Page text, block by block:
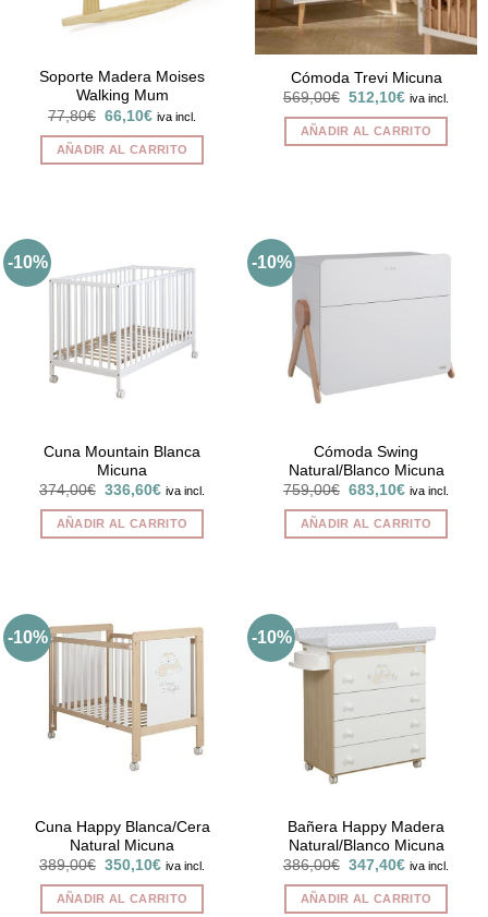
Soporte Madera Moises
Walking Mum
77,80€ El
precio
original
era:
66,10€El
actual
es:
iva incl.
AÑADIR AL CARRITO
Cómoda Trevi Micuna
569,00€ El
original
era:
512,10€El
actual
es:
iva incl.
AÑADIR AL CARRITO
-10%
Cuna Mountain Blanca
Micuna
374,00€ El
original
era:
336,60€El
actual
es:
iva incl.
AÑADIR AL CARRITO
-10%
Cómoda Swing
Natural/Blanco Micuna
759,00€ El
original
era:
683,10€El
actual
es:
iva incl.
AÑADIR AL CARRITO
-10%
Cuna Happy Blanca/Cera
Natural Micuna
389,00€ El
original
era:
350,10€El
actual
es:
iva incl.
AÑADIR AL CARRITO
-10%
Bañera Happy Madera
Natural/Blanco Micuna
386,00€ El
original
era:
347,40€El
actual
es:
iva incl.
AÑADIR AL CARRITO